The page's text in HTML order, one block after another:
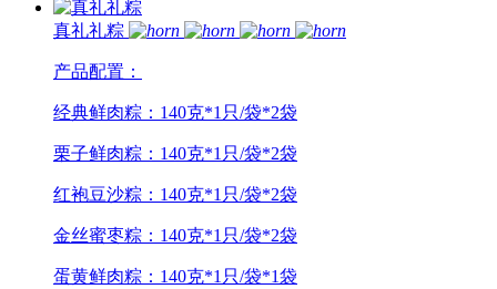
真礼礼粽
产品配置：
经典鲜肉粽：140克*1只/袋*2袋
栗子鲜肉粽：140克*1只/袋*2袋
红袍豆沙粽：140克*1只/袋*2袋
金丝蜜枣粽：140克*1只/袋*2袋
蛋黄鲜肉粽：140克*1只/袋*1袋